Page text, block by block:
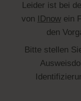
Leider ist bei
von IDnow ein
den
Bitte stellen